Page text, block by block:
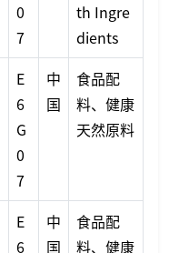
0
7
th Ingre
dients
E
6
G
0
7
中
国
食品配
料、健康
天然原料
E
6
中
国
食品配
料、健康